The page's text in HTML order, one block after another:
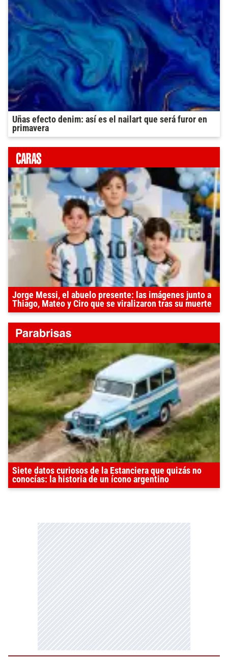
Uñas efecto denim: así es el nailart que será furor en
primavera
Jorge Messi, el abuelo presente: las imágenes junto a
Thiago, Mateo y Ciro que se viralizaron tras su muerte
Siete datos curiosos de la Estanciera que quizás no
conocías: la historia de un ícono argentino